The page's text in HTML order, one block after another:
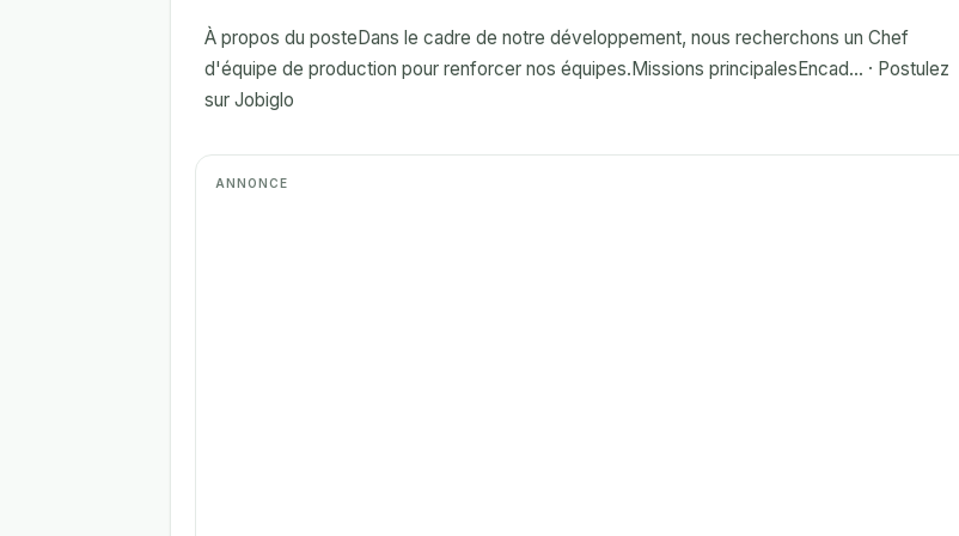
À propos du posteDans le cadre de notre développement, nous recherchons un Chef
d'équipe de production pour renforcer nos équipes.Missions principalesEncad... · Postulez
sur Jobiglo